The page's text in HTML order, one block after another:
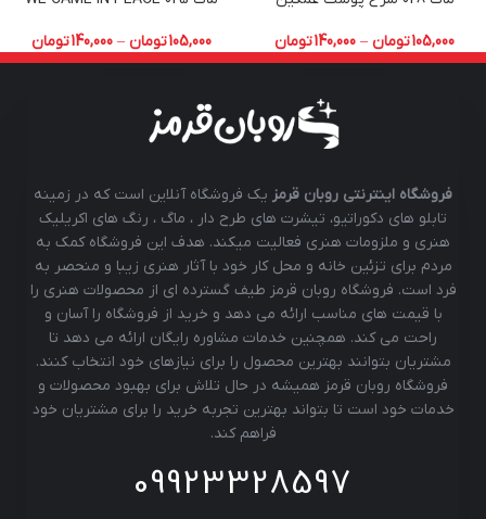
105,000تومان –
140,000تومان 105,000تومان –
140,000تومان
فروشگاه اینترنتی روبان قرمز یک فروشگاه آنلاین است که در زمینه
تابلو های دکوراتیو، تیشرت های طرح دار ، ماگ ، رنگ های اکریلیک
هنری و ملزومات هنری فعالیت میکند. هدف این فروشگاه کمک به
مردم برای تزئین خانه و محل کار خود با آثار هنری زیبا و منحصر به
فرد است. فروشگاه روبان قرمز طیف گسترده ای از محصولات هنری را
با قیمت های مناسب ارائه می دهد و خرید از فروشگاه را آسان و
راحت می کند. همچنین خدمات مشاوره رایگان ارائه می دهد تا
مشتریان بتوانند بهترین محصول را برای نیازهای خود انتخاب کنند.
فروشگاه روبان قرمز همیشه در حال تلاش برای بهبود محصولات و
خدمات خود است تا بتواند بهترین تجربه خرید را برای مشتریان خود
فراهم کند.
09923328597